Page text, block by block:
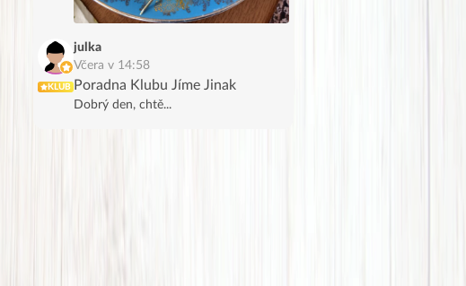
KLUB
julka
Včera v 14:58
Poradna Klubu Jíme Jinak
Dobrý den, chtě...